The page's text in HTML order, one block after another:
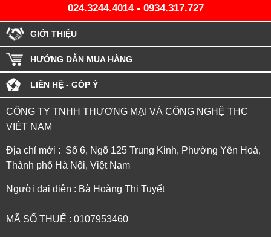
024.3244.4014- 0934.317.727
GIỚI THIỆU
HƯỚNG DẪN MUA HÀNG
LIÊN HỆ - GÓP Ý
CÔNG TY TNHH THƯƠNG MẠI VÀ CÔNG NGHỆ THC
VIỆT NAM
Địa chỉ mới : Số 6, Ngõ 125 Trung Kinh, Phường Yên Hoà,
Thành phố Hà Nội, Việt Nam
Người đại diện : Bà Hoàng Thị Tuyết
MÃ SỐ THUẾ : 0107953460